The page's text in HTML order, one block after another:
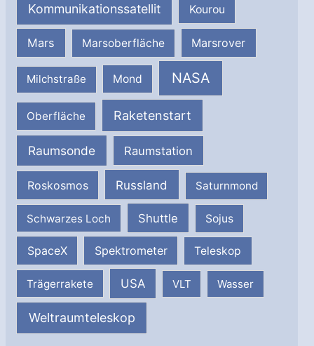
Kommunikationssatellit Kourou
Mars Marsoberfläche Marsrover
Milchstraße Mond NASA
Oberfläche Raketenstart
Raumsonde Raumstation
Roskosmos Russland Saturnmond
Schwarzes Loch Shuttle Sojus
SpaceX Spektrometer Teleskop
Trägerrakete USA VLT Wasser
Weltraumteleskop